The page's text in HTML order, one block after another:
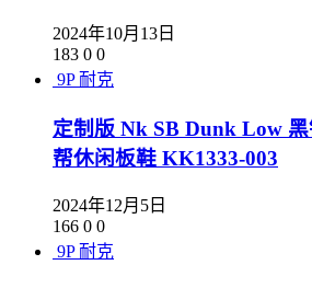
2024年10月13日
183 0 0
9P 耐克
定制版 Nk SB Dunk Low
帮休闲板鞋 KK1333-003
2024年12月5日
166 0 0
9P 耐克